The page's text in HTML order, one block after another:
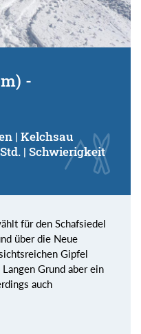
-
| Kelchsau
| Schwierigkeit
für den Schafsiedel
über die Neue
Gipfel
Grund aber ein
auch